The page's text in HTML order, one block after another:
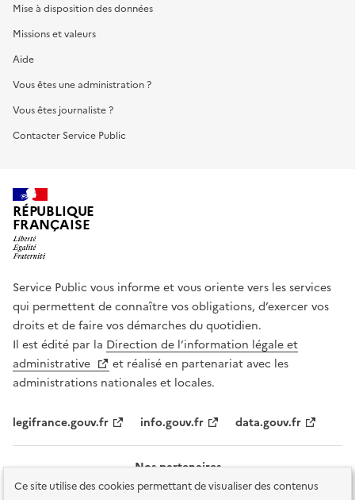
Ce site utilise des cookies permettant de visualiser des contenus
Mise à disposition des données
Missions et valeurs
Aide
Vous êtes une administration ?
Vous êtes journaliste ?
Contacter Service Public
RÉPUBLIQUE
FRANÇAISE
Service Public vous informe et vous oriente vers les services
qui permettent de connaître vos obligations, d’exercer vos
droits et de faire vos démarches du quotidien.
Il est édité par la Direction de l’information légale et
administrative
et réalisé en partenariat avec les
administrations nationales et locales.
legifrance.gouv.fr info.gouv.fr data.gouv.fr
Nos partenaires